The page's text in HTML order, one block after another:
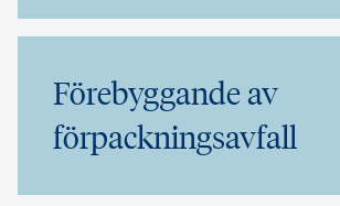
Förebyggande av
förpackningsavfall